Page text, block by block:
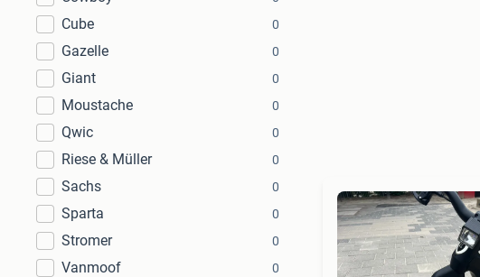
Cube 0
Gazelle 0
Giant 0
Moustache 0
Qwic 0
Riese & Müller 0
Sachs 0
Sparta 0
Stromer 0
Vanmoof 0